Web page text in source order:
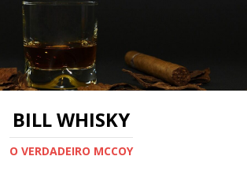
BILL WHISKY
O VERDADEIRO MCCOY